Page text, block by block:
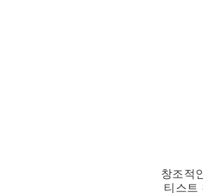
창조적
티스트